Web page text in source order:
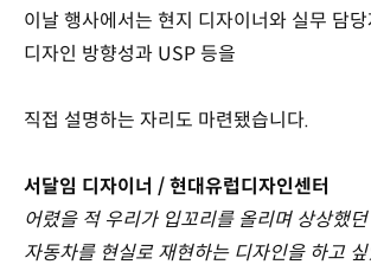
이날 행사에서는 현지 디자이너와 실무 담
디자인 방향성과 USP 등을
직접 설명하는 자리도 마련됐습니다.
서달임 디자이너 / 현대유럽디자인센터
어렸을 적 우리가 입꼬리를 올리며 상상했
자동차를 현실로 재현하는 디자인을 하고